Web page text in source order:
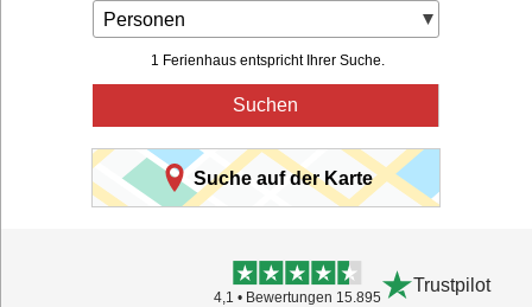
Personen
1 Ferienhaus entspricht Ihrer Suche.
Suchen
Suche auf der Karte
4,1 • Bewertungen 15.895
Trustpilot